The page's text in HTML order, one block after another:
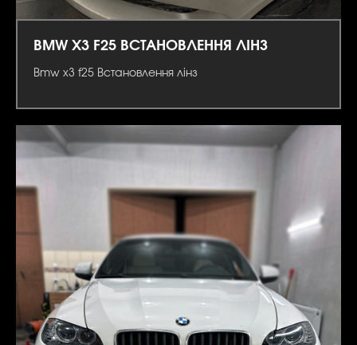
BMW X3 F25 ВСТАНОВЛЕННЯ ЛІНЗ
Bmw x3 f25 Встановлення лінз